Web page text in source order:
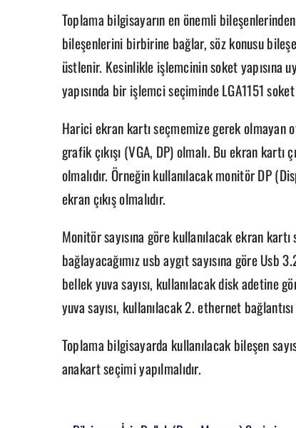
Toplama bilgisayarın en önemli
bileşenlerini birbirine bağlar, söz konusu
üstlenir. Kesinlikle işlemcinin soket yapısına
yapısında bir işlemci seçiminde LGA1151
Harici ekran kartı seçmemize gerek
grafik çıkışı (VGA, DP) olmalı. Bu ekran kartı
olmalıdır. Örneğin kullanılacak monitör DP
ekran çıkış olmalıdır.
Monitör sayısına göre kullanılacak ekran kartı
bağlayacağımız usb aygıt sayısına göre Usb
bellek yuva sayısı, kullanılacak disk adetine
yuva sayısı, kullanılacak 2. ethernet
Toplama bilgisayarda kullanılacak bileşen
anakart seçimi yapılmalıdır.